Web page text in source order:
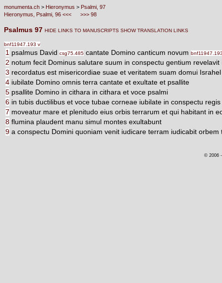
monumenta.ch > Hieronymus > Psalmi, 97
Hieronymus, Psalmi, 96 <<<
>>> 98
Psalmus 97 HIDE LINKS TO MANUSCRIPTS SHOW TRANSLATION LINKS
bnf11947.193 v
1 psalmus David csg75.485 cantate Domino canticum novum
2 notum fecit Dominus salutare suum in conspectu gentium revelavit
3 recordatus est misericordiae suae et veritatem suam domui
4 iubilate Domino omnis terra cantate et exultate et psallite
5 psallite Domino in cithara in cithara et voce psalmi
6 in tubis ductilibus et voce tubae corneae iubilate in conspectu
7 moveatur mare et plenitudo eius orbis terrarum et qui habitant in
8 flumina plaudent manu simul montes exultabunt
9 a conspectu Domini quoniam venit iudicare terram iudicabit
© 2006